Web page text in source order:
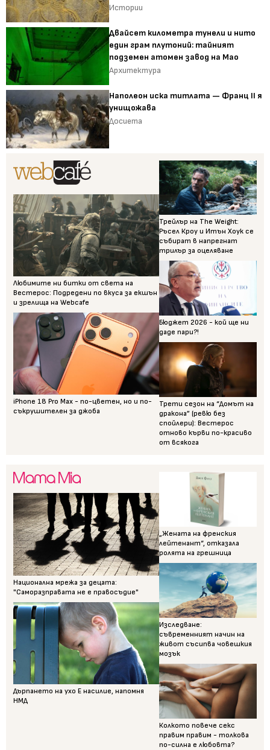
Истории
Двайсет километра тунели и нито
един грам плутоний: тайният
подземен атомен завод на Мао
Архитектура
Наполеон иска титлата — Франц II я
унищожава
Досиета
Любимите ни битки от света на
Вестерос: Подредени по вкуса за екшън
и зрелища на Webcafe
iPhone 18 Pro Max - по-цветен, но и по-
съкрушителен за джоба
Трейлър на The Weight:
Ръсел Кроу и Итън Хоук се
събират в напрегнат
трилър за оцеляване
Бюджет 2026 - кой ще ни
даде пари?!
Трети сезон на “Домът на
дракона” (ревю без
спойлери): Вестерос
отново кърви по-красиво
от всякога
Национална мрежа за децата:
"Саморазправата не е правосъдие"
Дърпането на ухо Е насилие, напомня
НМД
„Жената на френския
лейтенант“, отказала
ролята на грешница
Изследване:
съвременният начин на
живот съсипва човешкия
мозък
Колкото повече секс
правим правим - толкова
по-силна е любовта?